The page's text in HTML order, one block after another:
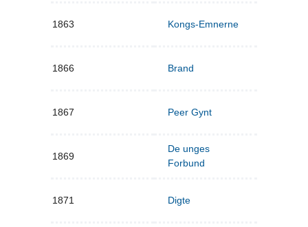
1863 Kongs-Emnerne
1866 Brand
1867 Peer Gynt
1869
De unges
Forbund
1871 Digte